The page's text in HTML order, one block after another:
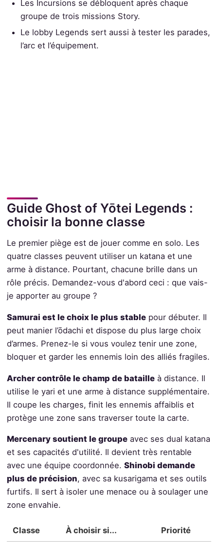
Les Incursions se débloquent après chaque
groupe de trois missions Story.
Le lobby Legends sert aussi à tester les parades,
l’arc et l’équipement.
Guide Ghost of Yōtei Legends :
choisir la bonne classe
Le premier piège est de jouer comme en solo. Les
quatre classes peuvent utiliser un katana et une
arme à distance. Pourtant, chacune brille dans un
rôle précis. Demandez-vous d'abord ceci : que vais-
je apporter au groupe ?
Samurai est le choix le plus stablepour débuter. Il
peut manier l’ōdachi et dispose du plus large choix
d’armes. Prenez-le si vous voulez tenir une zone,
bloquer et garder les ennemis loin des alliés fragiles.
Archer contrôle le champ de batailleà distance. Il
utilise le yari et une arme à distance supplémentaire.
Il coupe les charges, finit les ennemis affaiblis et
protège une zone sans traverser toute la carte.
Mercenary soutient le groupeavec ses dual katana
et ses capacités d'utilité. Il devient très rentable
avec une équipe coordonnée. Shinobi demande
plus de précision, avec sa kusarigama et ses outils
furtifs. Il sert à isoler une menace ou à soulager une
zone envahie.
Classe À choisir si... Priorité